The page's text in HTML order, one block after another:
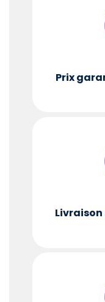
Prix
Livraison